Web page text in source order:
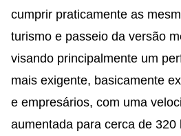
cumprir praticamente as
turismo e passeio da versão
visando principalmente um
mais exigente, basicamente
e empresários, com uma
aumentada para cerca de 320